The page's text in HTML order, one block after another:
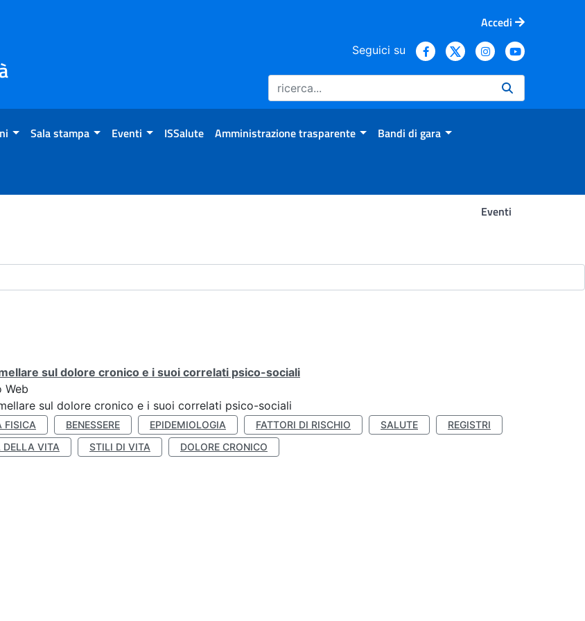
Accedi
Seguici su
Sala stampa Eventi ISSalute Amministrazione trasparente Bandi di gara
Eventi
sul dolore cronico e i suoi correlati psico-sociali
Web
sul dolore cronico e i suoi correlati psico-sociali
FISICA BENESSERE EPIDEMIOLOGIA FATTORI DI RISCHIO SALUTE
REGISTRI
DELLA VITA
STILI DI VITA DOLORE CRONICO